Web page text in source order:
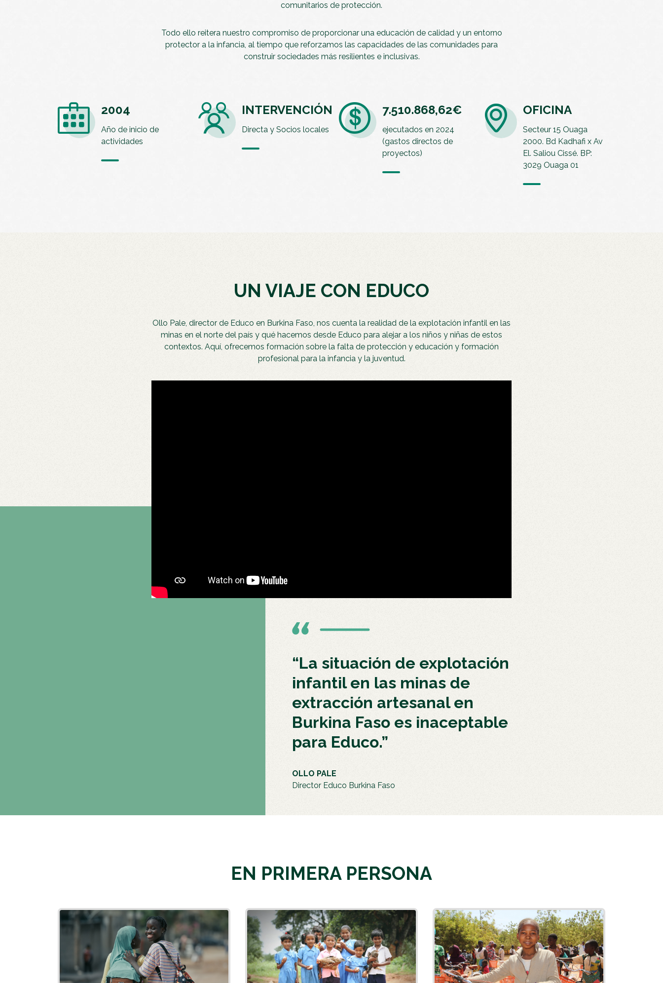
comunitarios de protección.
Todo ello reitera nuestro compromiso de proporcionar una educación de calidad y un entorno
protector a la infancia, al tiempo que reforzamos las capacidades de las comunidades para
construir sociedades más resilientes e inclusivas.
2004
Año de inicio de
actividades
INTERVENCIÓN
Directa y Socios locales
7.510.868,62€
ejecutados en 2024
(gastos directos de
proyectos)
OFICINA
Secteur 15 Ouaga
2000. Bd Kadhafi x Av
El. Saliou Cissé. BP:
3029 Ouaga 01
UN VIAJE CON EDUCO
Ollo Pale, director de Educo en Burkina Faso, nos cuenta la realidad de la explotación infantil en las
minas en el norte del país y qué hacemos desde Educo para alejar a los niños y niñas de estos
contextos. Aquí, ofrecemos formación sobre la falta de protección y educación y formación
profesional para la infancia y la juventud.
“La situación de explotación
infantil en las minas de
extracción artesanal en
Burkina Faso es inaceptable
para Educo.”
OLLO PALE
Director Educo Burkina Faso
EN PRIMERA PERSONA